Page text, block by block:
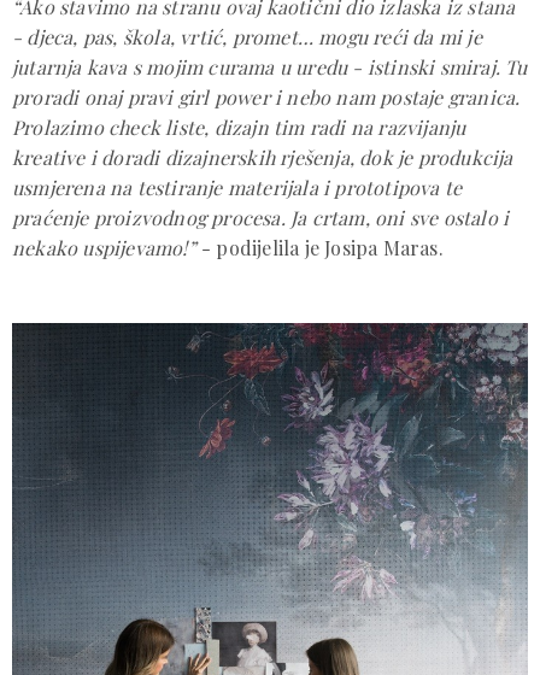
“Ako stavimo na stranu ovaj kaotični dio izlaska iz stana
- djeca, pas, škola, vrtić, promet… mogu reći da mi je
jutarnja kava s mojim curama u uredu - istinski smiraj. Tu
proradi onaj pravi girl power i nebo nam postaje granica.
Prolazimo check liste, dizajn tim radi na razvijanju
kreative i doradi dizajnerskih rješenja, dok je produkcija
usmjerena na testiranje materijala i prototipova te
praćenje proizvodnog procesa. Ja crtam, oni sve ostalo i
nekako uspijevamo!”- podijelila je Josipa Maras.